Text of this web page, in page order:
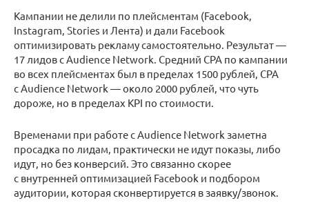
Кампании не делили по плейсментам (Facebook,
Instagram, Stories и Лента) и дали Facebook
оптимизировать рекламу самостоятельно. Результат —
17 лидов с Audience Network. Средний CPA по кампании
во всех плейсментах был в пределах 1500 рублей, CPA
c Audience Network — около 2000 рублей, что чуть
дороже, но в пределах KPI по стоимости.
Временами при работе с Audience Network заметна
просадка по лидам, практически не идут показы, либо
идут, но без конверсий. Это связанно скорее
с внутренней оптимизацией Facebook и подбором
аудитории, которая сконвертируется в заявку/звонок.